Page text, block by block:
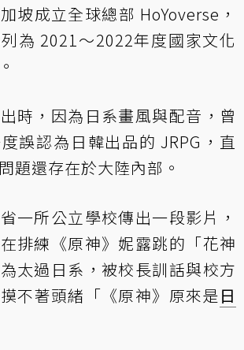
坡成立全球總部 HoYoverse，
為 2021～2022年度國家文化
時，因為日系畫風與配音，曾
誤認為日韓出品的 JRPG，直
題還存在於大陸內部。
一所公立學校傳出一段影片，
排練《原神》妮露跳的「花神
太過日系，被校長訓話與校方
不著頭緒「《原神》原來是日